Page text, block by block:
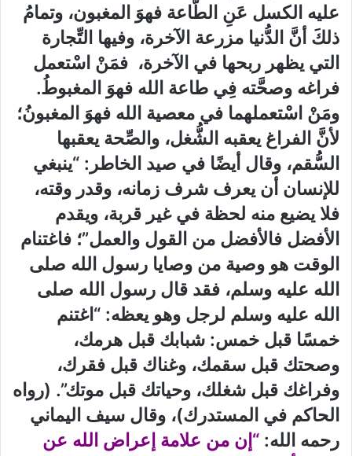
عليه الكسل عَنِ الطَّاعة فهوَ المغبون، وتمامُ
ذلكَ أنَّ الدُّنيا مزرعة الآخرة، وفيها التِّجارة
التي يظهر ربحها في الآخرة، فمَنْ اسْتعمل
فراغه وصحَّته فِي طاعة الله فهوَ المغبوطُ.
ومَنْ اسْتعملهما في معصية الله فهوَ المغبونُ؛
لأنَّ الفراغ يعقبه الشُّغل، والصِّحة يعقبها
السُّقم، وقال أيضًا في صيد الخاطر: “ينبغي
للإنسان أن يعرف شرف زمانه، وقدر وقته،
فلا يضيع منه لحظة في غير قربة، ويقدم
الأفضل فالأفضل من القول والعمل”؛ فاغتنام
الوقت هو وصية من وصايا رسول الله صلى
الله عليه وسلم، فقد قال رسول الله صلى
الله عليه وسلم لرجل وهو يعظه: “اغتنم
خمسًا قبل خمس: شبابك قبل هرمك،
وصحتك قبل سقمك، وغناك قبل فقرك،
وفراغك قبل شغلك، وحياتك قبل موتك”. (رواه
الحاكم في المستدرك)، وقال سيف اليماني
رحمه الله: “إن من علامة إعراض الله عن